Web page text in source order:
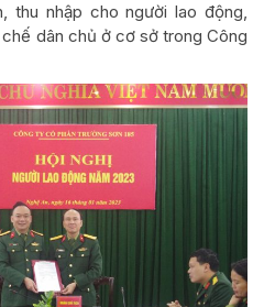
thu nhập cho người lao động,
dân chủ ở cơ sở trong Công